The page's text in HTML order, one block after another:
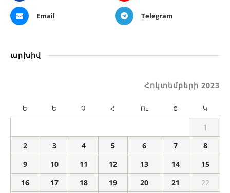
Email Telegram
արխիվ
Հոկտեմբերի 2023
Ե Ե Չ Հ Ու Շ Կ
1
2
3 4 5 6 7
8
9
10 11 12 13 14
15
16
17 18 19 20 21 22